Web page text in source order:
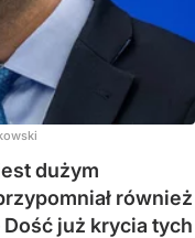
dużym
również
już krycia tych